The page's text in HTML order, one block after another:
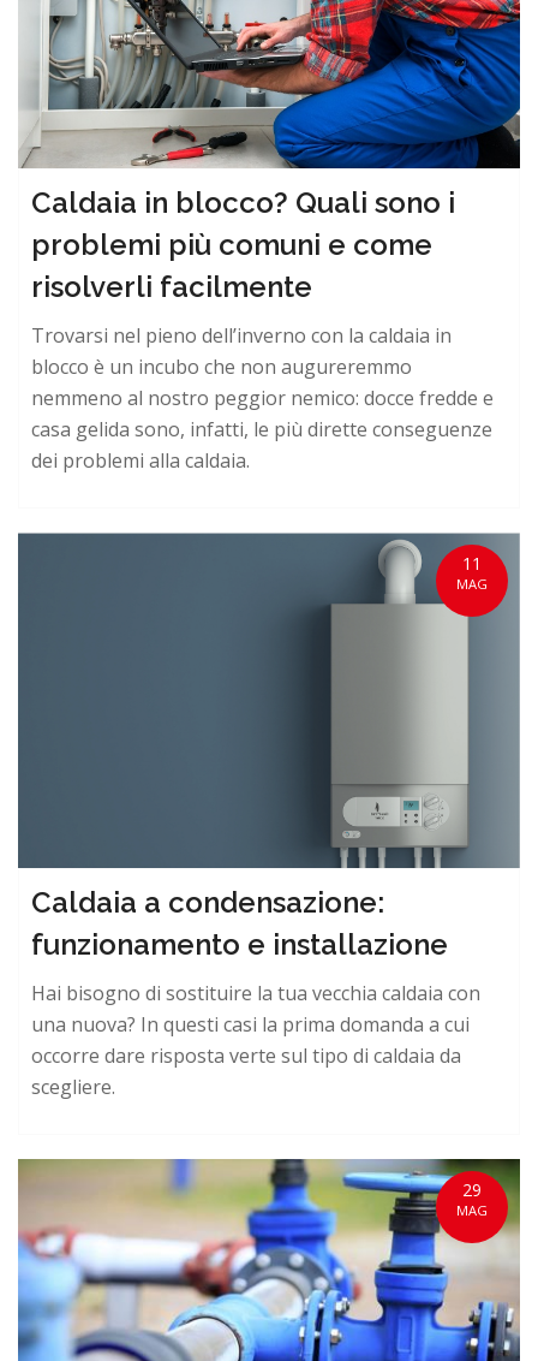
Caldaia in blocco? Quali sono i
problemi più comuni e come
risolverli facilmente
Trovarsi nel pieno dell’inverno con la caldaia in
blocco è un incubo che non augureremmo
nemmeno al nostro peggior nemico: docce fredde e
casa gelida sono, infatti, le più dirette conseguenze
dei problemi alla caldaia.
11
MAG
Caldaia a condensazione:
funzionamento e installazione
Hai bisogno di sostituire la tua vecchia caldaia con
una nuova? In questi casi la prima domanda a cui
occorre dare risposta verte sul tipo di caldaia da
scegliere.
29
MAG